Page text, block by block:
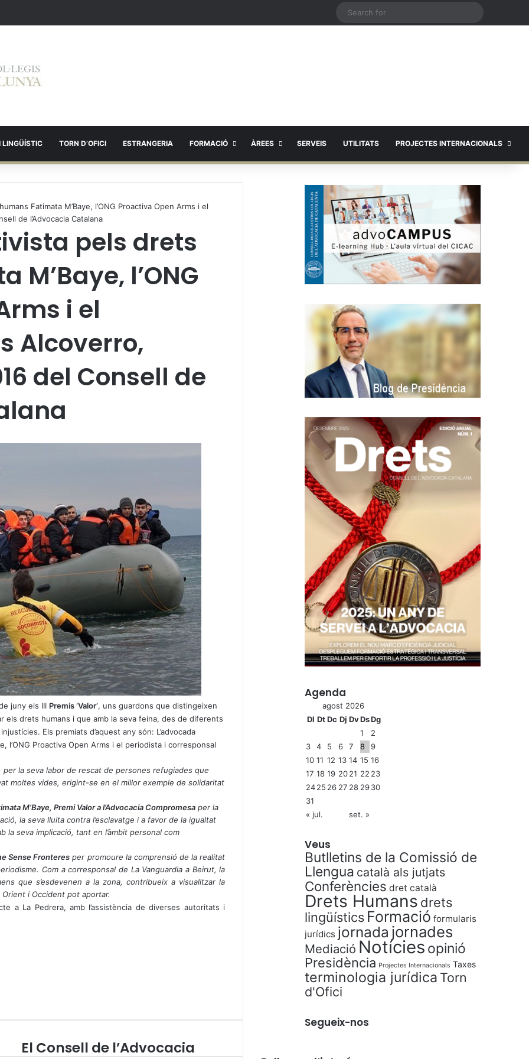
LINGÜÍSTIC TORN D’OFICI ESTRANGERIA FORMACIÓ ÀREES SERVEIS UTILITATS PROJECTES INTERNACIONALS
Fatimata M’Baye, l’ONG Proactiva Open Arms i el
de l’Advocacia Catalana
pels drets
l’ONG
i el
Alcoverro,
del Consell de
juny els III Premis ‘Valor’, uns guardons que distingeixen
els drets humans i que amb la seva feina, des de diferents
Els premiats d’aquest any són: L’advocada
l’ONG Proactiva Open Arms i el periodista i corresponsal
, per la seva labor de rescat de persones refugiades que
moltes vides, erigint-se en el millor exemple de solidaritat
M’Baye, Premi Valor a l’Advocacia Compromesa per la
la seva lluita contra l’esclavatge i a favor de la igualtat
la seva implicació, tant en l’àmbit personal com
Sense Fronteres per promoure la comprensió de la realitat
Com a corresponsal de La Vanguardia a Beirut, la
que s’esdevenen a la zona, contribueix a visualitzar la
i Occident pot aportar.
a La Pedrera, amb l’assistència de diverses autoritats i
E
lEl Consell de l’Advocacia
Agenda
agost 2026
Dl Dt Dc Dj DvDsDg
1
2
3
4 5 6 7 8
9
10 11 12 13 14 15 16
17 18 19 2021 22 23
2425 26 27 28 2930
31
« jul.
set. »
Veus
Butlletins de la Comissió de
Llengua català als jutjats
Conferències dret català
Drets Humans drets
lingüístics Formació formularis
jurídics jornada jornades
Mediació Notícies opinió
Presidència Projectes Internacionals Taxes
terminologia jurídica Torn
d'Ofici
Segueix-nos